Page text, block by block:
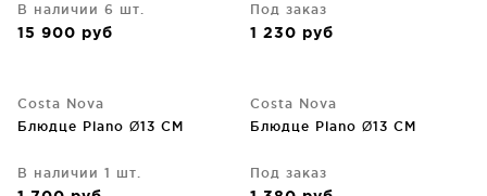
В наличии 6 шт.
15 900 руб
Под заказ
1 230 руб
Costa Nova
Блюдце Plano Ø13 CM
В наличии 1 шт.
Costa Nova
Блюдце Plano Ø13 CM
Под заказ